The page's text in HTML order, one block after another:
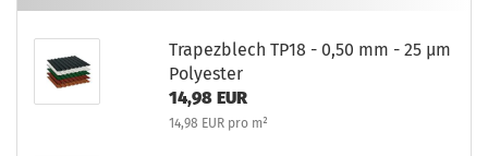
Trapezblech TP18 - 0,50 mm - 25 µm
Polyester
14,98 EUR
14,98 EUR pro m²